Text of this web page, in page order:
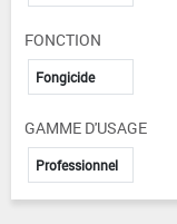
FONCTION
Fongicide
GAMME D'USAGE
Professionnel